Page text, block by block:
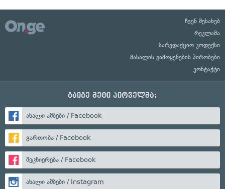
ჩვენ შესახებ
რეკლამა
სარედაქციო კოდექსი
მასალის გამოყენების პირობები
კონტაქტი
გაიგე მეტი პირველმა:
ახალი ამბები / Facebook
გართობა / Facebook
მეცნიერება / Facebook
ახალი ამბები / Instagram